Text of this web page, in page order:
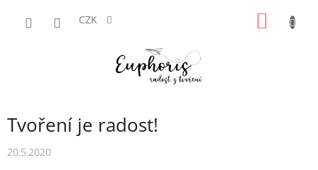
CZK
Tvoření je radost!
20.5.2020